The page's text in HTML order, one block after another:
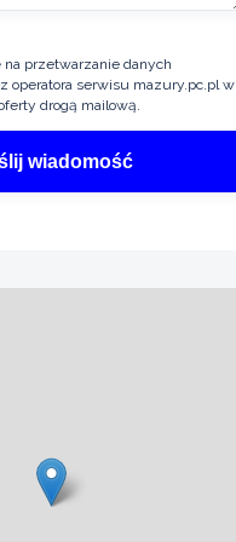
przetwarzanie danych
operatora serwisu mazury.pc.pl w
drogą mailową.